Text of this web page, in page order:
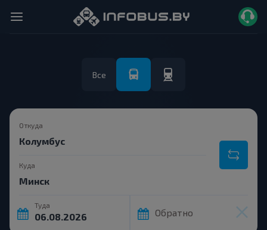
Все
Откуда
Куда
Туда
Обратно